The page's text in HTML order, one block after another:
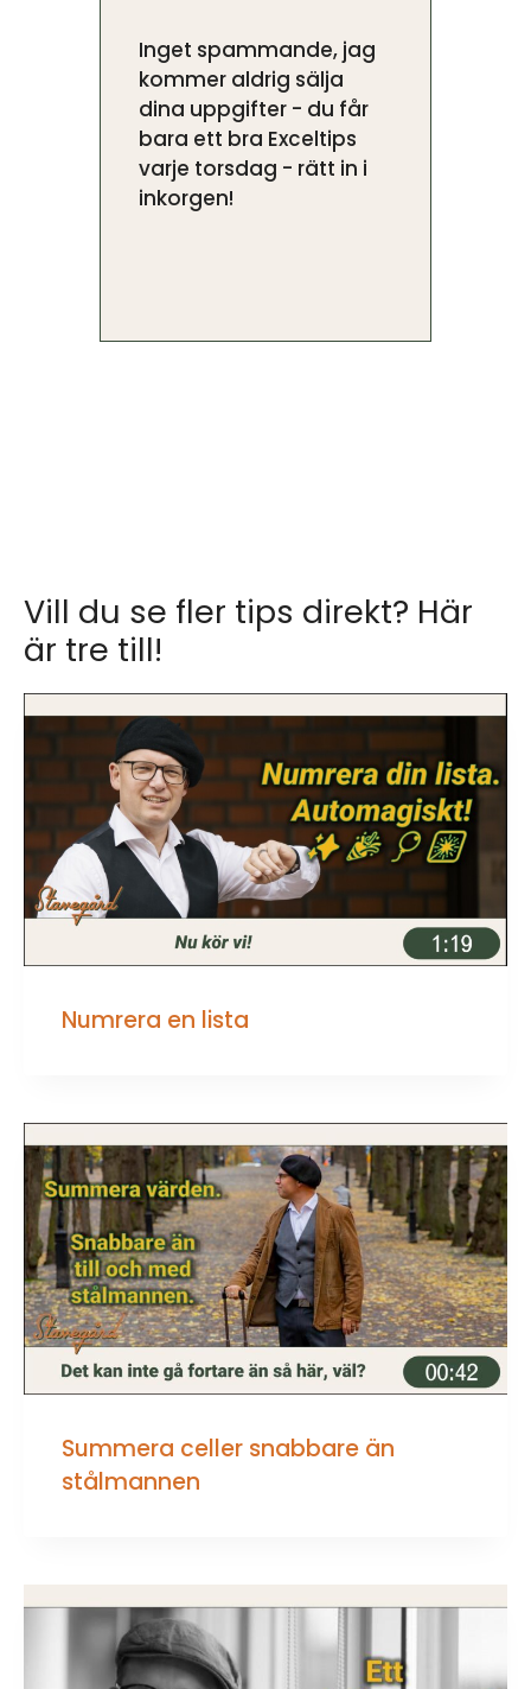
Inget spammande, jag
kommer aldrig sälja
dina uppgifter - du får
bara ett bra Exceltips
varje torsdag - rätt in i
inkorgen!
Vill du se fler tips direkt? Här
är tre till!
Numrera en lista
Summera celler snabbare än
stålmannen